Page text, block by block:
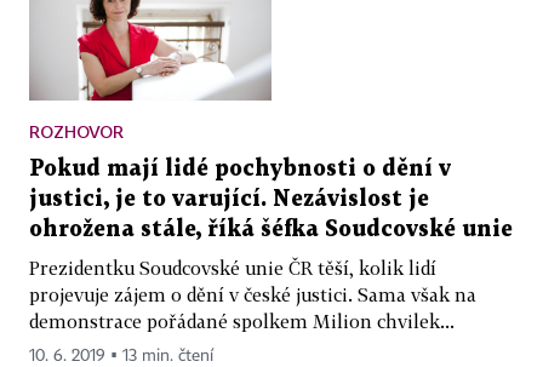
ROZHOVOR
Pokud mají lidé pochybnosti o dění v
justici, je to varující. Nezávislost je
ohrožena stále, říká šéfka Soudcovské unie
Prezidentku Soudcovské unie ČR těší, kolik lidí
projevuje zájem o dění v české justici. Sama však na
demonstrace pořádané spolkem Milion chvilek...
10. 6. 2019 ▪ 13 min. čtení